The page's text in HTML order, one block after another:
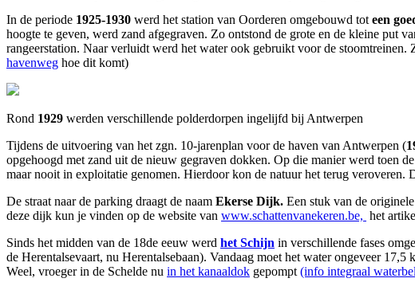
In de periode 1925-1930 werd het station van Oorderen omgebouwd tot een
hoogte te geven, werd zand afgegraven. Zo ontstond de grote en de kleine put
rangeerstation. Naar verluidt werd het water ook gebruikt voor de
havenweg hoe dit komt)
Rond 1929 werden verschillende polderdorpen ingelijfd bij Antwerpen
Tijdens de uitvoering van het zgn. 10-jarenplan voor de haven van Antwerpen (
opgehoogd met zand uit de nieuw gegraven dokken. Op die manier werd toen
maar nooit in exploitatie genomen. Hierdoor kon de natuur het terug
De straat naar de parking draagt de naam Ekerse Dijk. Een stuk van de
deze dijk kun je vinden op de website van www.schattenvanekeren.be, het
Sinds het midden van de 18de eeuw werd het Schijn in verschillende fases
de Herentalsevaart, nu Herentalsebaan). Vandaag moet het water ongeveer
Weel, vroeger in de Schelde nu in het kanaaldok gepompt (info integraal